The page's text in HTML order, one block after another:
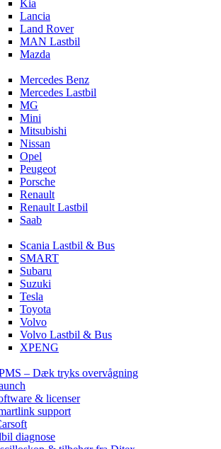
Kia
Lancia
Land Rover
MAN Lastbil
Mazda
Mercedes Benz
Mercedes Lastbil
MG
Mini
Mitsubishi
Nissan
Opel
Peugeot
Porsche
Renault
Renault Lastbil
Saab
Scania Lastbil & Bus
SMART
Subaru
Suzuki
Tesla
Toyota
Volvo
Volvo Lastbil & Bus
XPENG
– Dæk tryks overvågning
& licenser
support
diagnose